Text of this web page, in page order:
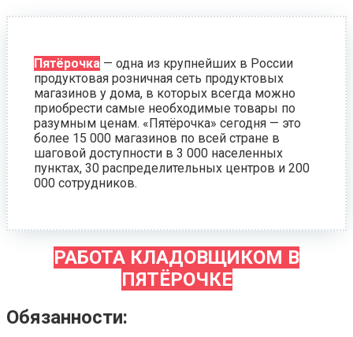
Пятёрочка — одна из крупнейших в России
продуктовая розничная сеть продуктовых
магазинов у дома, в которых всегда можно
приобрести самые необходимые товары по
разумным ценам. «Пятёрочка» сегодня — это
более 15 000 магазинов по всей стране в
шаговой доступности в 3 000 населенных
пунктах, 30 распределительных центров и 200
000 сотрудников.
РАБОТА КЛАДОВЩИКОМ В
ПЯТЁРОЧКЕ
Обязанности: